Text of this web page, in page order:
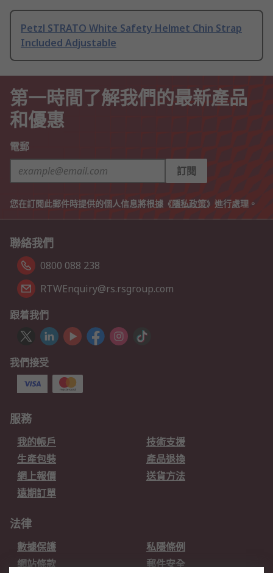
Petzl STRATO White Safety Helmet Chin Strap
Included Adjustable
第一時間了解我們的最新產品
和優惠
電郵
訂閱
您在訂閱此郵件時提供的個人信息將根據《隱私政策》進行處理。
聯絡我們
0800 088 238
RTWEnquiry@rs.rsgroup.com
跟着我們
我們接受
服務
我的帳戶
技術支援
生產包裝
產品退換
網上報價
送貨方法
遠期訂單
法律
數據保護
私隱條例
網站條款
郵件安全